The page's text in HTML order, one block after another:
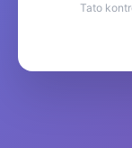
Tato